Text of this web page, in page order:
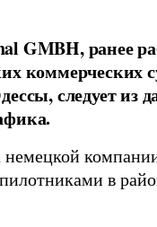
GMBH, ранее
коммерческих
следует из
в